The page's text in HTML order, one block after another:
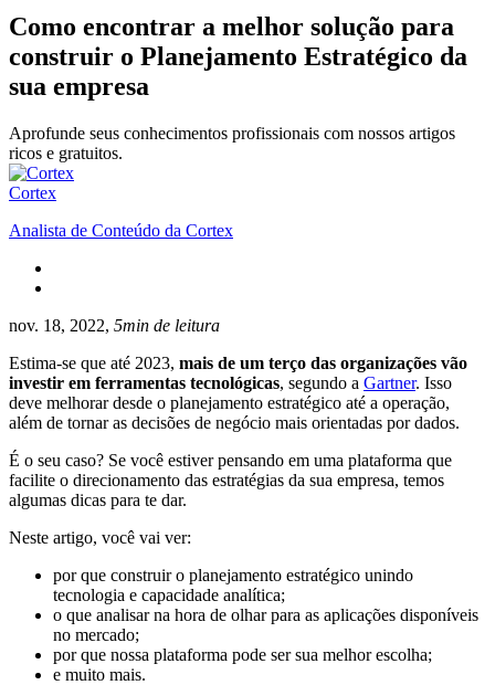
Como encontrar a melhor solução para
construir o Planejamento Estratégico da
sua empresa
Aprofunde seus conhecimentos profissionais com nossos artigos
ricos e gratuitos.
Cortex
Analista de Conteúdo da Cortex
nov. 18, 2022, 5min de leitura
Estima-se que até 2023, mais de um terço das organizações vão
investir em ferramentas tecnológicas, segundo a Gartner. Isso
deve melhorar desde o planejamento estratégico até a operação,
além de tornar as decisões de negócio mais orientadas por dados.
É o seu caso? Se você estiver pensando em uma plataforma que
facilite o direcionamento das estratégias da sua empresa, temos
algumas dicas para te dar.
Neste artigo, você vai ver:
por que construir o planejamento estratégico unindo
tecnologia e capacidade analítica;
o que analisar na hora de olhar para as aplicações disponíveis
no mercado;
por que nossa plataforma pode ser sua melhor escolha;
e muito mais.